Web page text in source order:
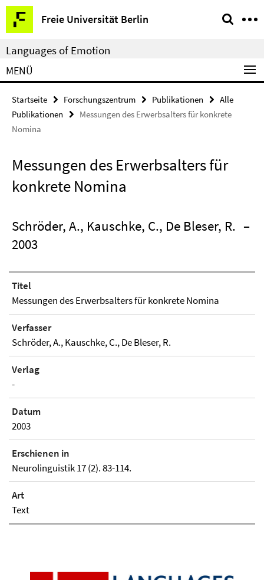
Springe
direkt
zu
Inhalt
Freie Universität Berlin
Service-
Navigation
Languages of Emotion
MENÜ
Startseite Forschungszentrum Publikationen
Alle
Publikationen
Messungen des Erwerbsalters für konkrete
Nomina
Messungen des Erwerbsalters für
konkrete Nomina
Schröder, A., Kauschke, C., De Bleser, R. –
2003
Titel
Messungen des Erwerbsalters für konkrete Nomina
Verfasser
Schröder, A., Kauschke, C., De Bleser, R.
Verlag
-
Datum
2003
Erschienen in
Neurolinguistik 17 (2). 83-114.
Art
Text